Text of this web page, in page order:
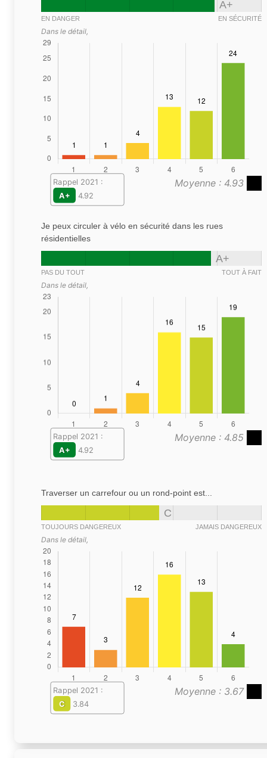
A+
EN DANGER EN SÉCURITÉ
Dans le détail,
Moyenne : 4.93
Rappel 2021 :
A+
4.92
Je peux circuler à vélo en sécurité dans les rues
résidentielles
A+
PAS DU TOUT TOUT À FAIT
Dans le détail,
Moyenne : 4.85
Rappel 2021 :
A+
4.92
Traverser un carrefour ou un rond-point est...
C
TOUJOURS DANGEREUX JAMAIS DANGEREUX
Dans le détail,
Moyenne : 3.67
Rappel 2021 :
C
3.84